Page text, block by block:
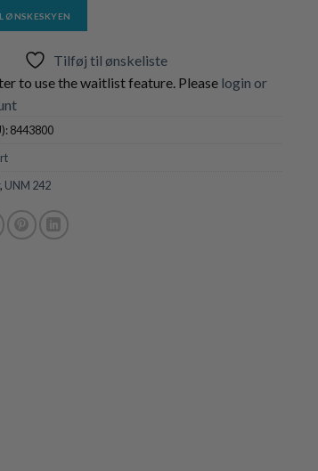
ØNSKESKYEN
Tilføj til ønskeliste
to use the waitlist feature. Please login or
8443800
, UNM 242